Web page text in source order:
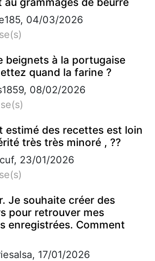
04/03/2026
beignets à la portugaise
quand la farine ?
08/02/2026
estimé des recettes est loin
très très minoré , ??
23/01/2026
Je souhaite créer des
pour retrouver mes
enregistrées. Comment
17/01/2026